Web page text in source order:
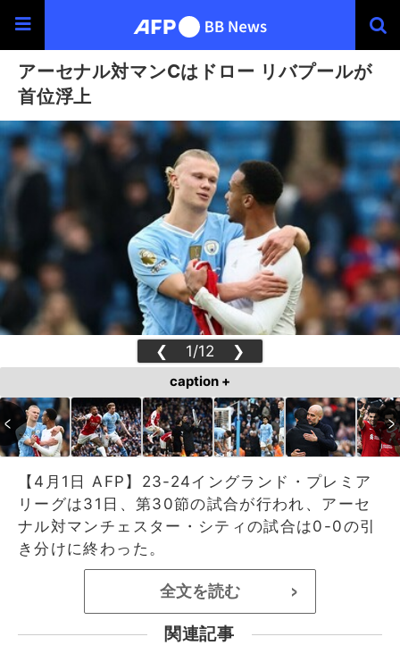
アーセナル対マンCはドロー リバプールが
首位浮上
❮ 1/12 ❯
caption +
【4月1日 AFP】23-24イングランド・プレミア
リーグは31日、第30節の試合が行われ、アーセ
ナル対マンチェスター・シティの試合は0-0の引
き分けに終わった。
全文を読む >
関連記事